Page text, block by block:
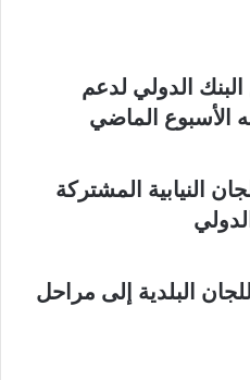
البنك الدولي لدعم
الأسبوع الماضي
النيابية المشتركة
البلدية إلى مراحل